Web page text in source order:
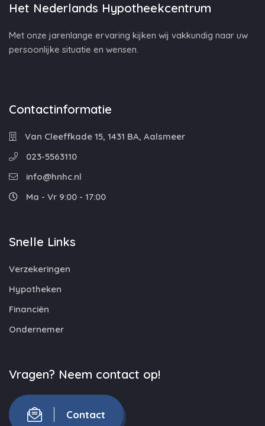
Het Nederlands Hypotheekcentrum
Met onze jarenlange ervaring kijken wij vakkundig naar uw
persoonlijke situatie en wensen.
Contactinformatie
Van Cleeffkade 15, 1431 BA, Aalsmeer
023-5563110
info@hnhc.nl
Ma - Vr 9:00 - 17:00
Snelle Links
Verzekeringen
Hypotheken
Financiën
Ondernemer
Vragen? Neem contact op!
Contact